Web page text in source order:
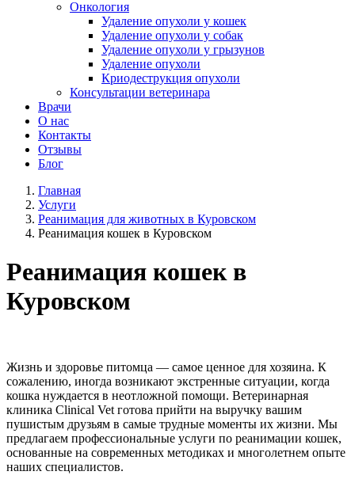
Онкология
Удаление опухоли у кошек
Удаление опухоли у собак
Удаление опухоли у грызунов
Удаление опухоли
Криодеструкция опухоли
Консультации ветеринара
Врачи
О нас
Контакты
Отзывы
Блог
Главная
Услуги
Реанимация для животных в Куровском
Реанимация кошек в Куровском
Реанимация кошек в
Куровском
Жизнь и здоровье питомца — самое ценное для хозяина. К
сожалению, иногда возникают экстренные ситуации, когда
кошка нуждается в неотложной помощи. Ветеринарная
клиника Clinical Vet готова прийти на выручку вашим
пушистым друзьям в самые трудные моменты их жизни. Мы
предлагаем профессиональные услуги по реанимации кошек,
основанные на современных методиках и многолетнем опыте
наших специалистов.